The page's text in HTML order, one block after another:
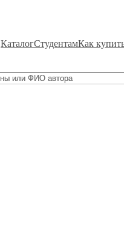
КаталогСтудентамКак